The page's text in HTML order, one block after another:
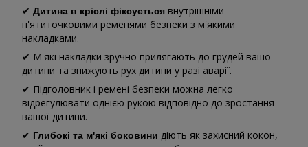
✔ Дитина в кріслі фіксується внутрішніми
п'ятиточковими ременями безпеки з м'якими
накладками.
✔ М'які накладки зручно прилягають до грудей вашої
дитини та знижують рух дитини у разі аварії.
✔ Підголовник і ремені безпеки можна легко
відрегулювати однією рукою відповідно до зростання
вашої дитини.
✔ Глибокі та м'які боковини діють як захисний кокон,